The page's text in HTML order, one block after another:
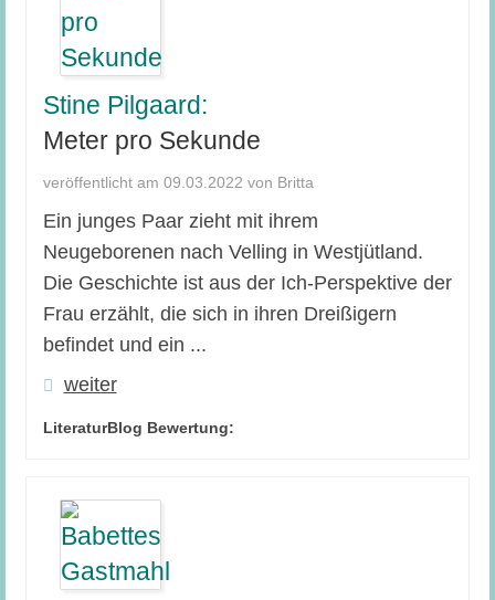
Stine Pilgaard:
Meter pro Sekunde
veröffentlicht am 09.03.2022 von Britta
Ein junges Paar zieht mit ihrem
Neugeborenen nach Velling in Westjütland.
Die Geschichte ist aus der Ich-Perspektive der
Frau erzählt, die sich in ihren Dreißigern
befindet und ein ...
weiter
LiteraturBlog Bewertung: